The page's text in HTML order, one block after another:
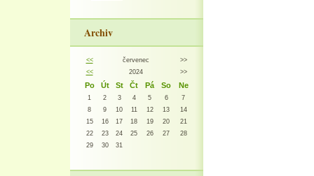
Archiv
<< červenec
>>
<<
2024 >>
Po Út St Čt Pá So Ne
1 2 3 4 5 6
7
8
9 10 11 12 13
14
15
16 17 18 19 20
21
22
23 24 25 26 27
28
29
30 31